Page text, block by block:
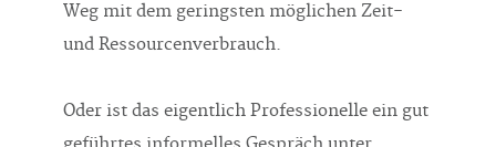
Weg mit dem geringsten möglichen Zeit-
und Ressourcenverbrauch.
Oder ist das eigentlich Professionelle ein gut